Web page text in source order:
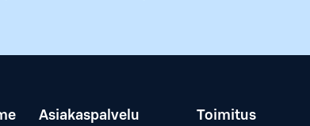
Asiakaspalvelu Toimitus